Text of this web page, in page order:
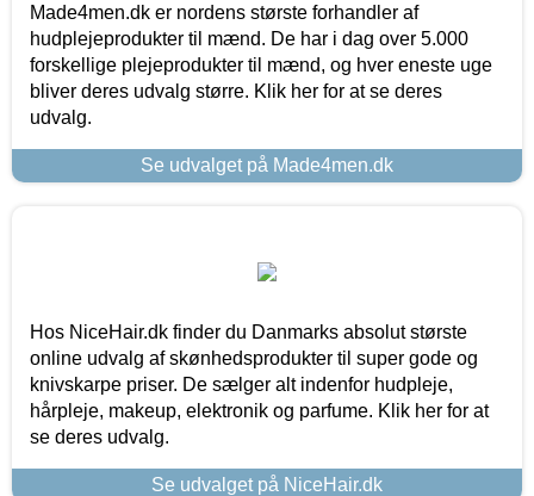
Made4men.dk er nordens største forhandler af
hudplejeprodukter til mænd. De har i dag over 5.000
forskellige plejeprodukter til mænd, og hver eneste uge
bliver deres udvalg større. Klik her for at se deres
udvalg.
Se udvalget på Made4men.dk
Hos NiceHair.dk finder du Danmarks absolut største
online udvalg af skønhedsprodukter til super gode og
knivskarpe priser. De sælger alt indenfor hudpleje,
hårpleje, makeup, elektronik og parfume. Klik her for at
se deres udvalg.
Se udvalget på NiceHair.dk